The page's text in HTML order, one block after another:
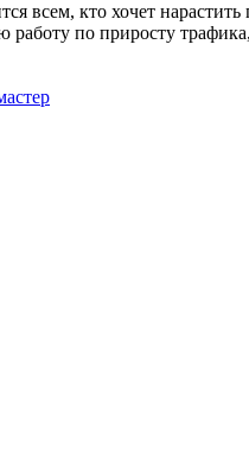
всем, кто хочет
по приросту